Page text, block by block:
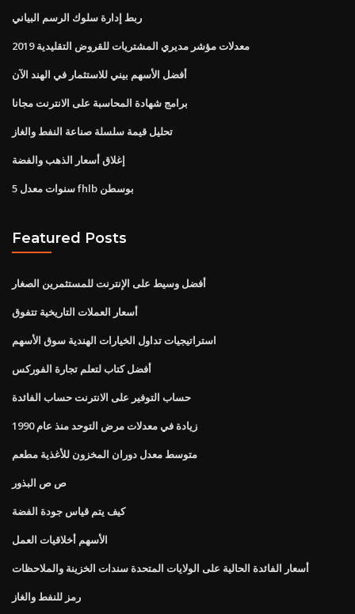
ربط إدارة سلوك الرسم البياني
معدلات مؤشر مديري المشتريات للقروض التقليدية 2019
أفضل الأسهم بيني للاستثمار في الهند الآن
برامج شهادة المحاسبة على الانترنت مجانا
تحليل قيمة سلسلة صناعة النفط والغاز
إغلاق أسعار الذهب والفضة
5 سنوات معدل fhlb بوسطن
Featured Posts
أفضل وسيط على الإنترنت للمستثمرين الصغار
أسعار العملات التاريخية تتفوق
استراتيجيات تداول الخيارات الهندية سوق الأسهم
أفضل كتاب لتعلم تجارة الفوركس
حساب التوفير على الانترنت حساب الفائدة
زيادة في معدلات مرض التوحد منذ عام 1990
متوسط ​​معدل دوران المخزون للأغذية مطعم
ص ص البذور
كيف يتم قياس جودة الفضة
الأسهم أخلاقيات العمل
أسعار الفائدة الحالية على الولايات المتحدة سندات الخزينة والملاحظات
رمز للنفط والغاز